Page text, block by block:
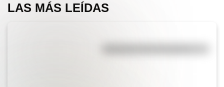
LAS MÁS LEÍDAS